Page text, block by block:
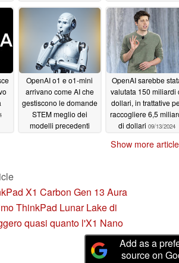
OpenAI o1 e o1-mini
arrivano come AI che
gestiscono le domande
STEM meglio dei
modelli precedenti
OpenAI sarebbe
valutata 150 miliardi
dollari, in trattative
raccogliere 6,5
di dollari 09/13/2024
Show more
X1 Carbon Gen 13 Aura
ThinkPad Lunar Lake di
quasi quanto l'X1 Nano
Add as a
source on